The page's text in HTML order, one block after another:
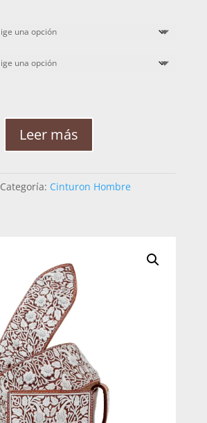
Leer más
Categoría: Cinturon Hombre